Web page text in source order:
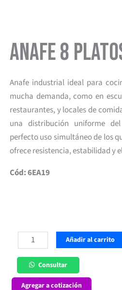
Anafe 8
Anafe industrial ideal para
mucha demanda, como en
restaurantes, y locales de
una distribución uniforme
perfecto uso simultáneo de los
ofrece resistencia, estabilidad y
Cód: 6EA19
Anafe
8
Platos
Maigas
Añadir al carrito
Consultar
Agregar a cotización